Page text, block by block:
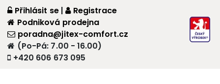
+420 606 673 095
(Po-Pá: 7.00 - 16.00)
poradna@jitex-comfort.cz
Přihlásit se |
Registrace
Podniková prodejna